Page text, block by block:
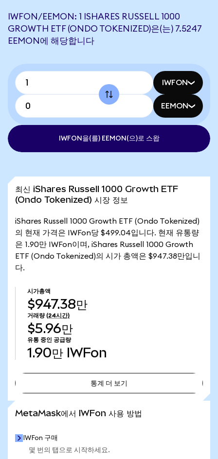
IWFON/EEMON: 1 ISHARES RUSSELL 1000
GROWTH ETF (ONDO TOKENIZED)은(는) 7.5247
EEMON에 해당합니다
IWFON
EEMON
IWFON을(를) EEMON(으)로 스왑
최신 iShares Russell 1000 Growth ETF
(Ondo Tokenized) 시장 정보
iShares Russell 1000 Growth ETF (Ondo Tokenized)
의 현재 가격은 IWFon당 $499.04입니다. 현재 유통량
은 1.90만 IWFon이며, iShares Russell 1000 Growth
ETF (Ondo Tokenized)의 시가 총액은 $947.38만입니
다.
시가총액
$947.38만
거래량 (24시간)
$5.96만
유통 중인 공급량
1.90만 IWFon
통계 더 보기
MetaMask에서 IWFon 사용 방법
IWFon 구매
몇 번의 탭으로 시작하세요.